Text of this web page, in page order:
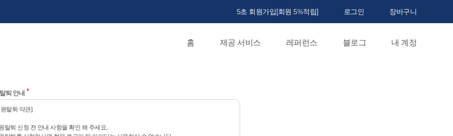
5초 회원가입[회원 5%적립] 로그인 장바구니
홈 제공 서비스 레퍼런스 블로그 내 계정
퇴 안내